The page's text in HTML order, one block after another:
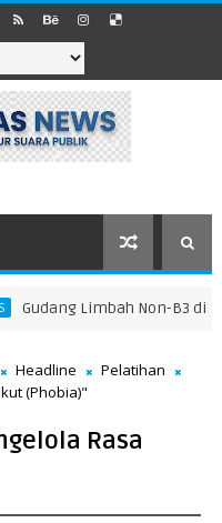
​Gudang Limbah Non-B3 di
Headline
Pelatihan
(Phobia)"
Rasa